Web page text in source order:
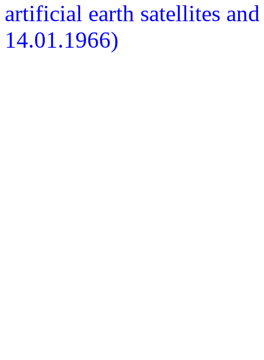
artificial earth satellites
14.01.1966)